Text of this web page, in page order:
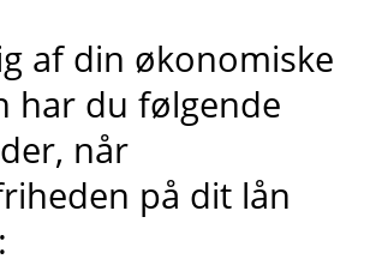
af din økonomiske
har du følgende
når
på dit lån